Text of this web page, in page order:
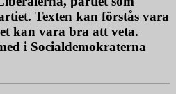
Texten kan förstås vara
kan vara bra att veta.
i Socialdemokraterna